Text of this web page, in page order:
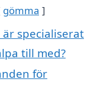
gömma
specialiserat
till med?
för